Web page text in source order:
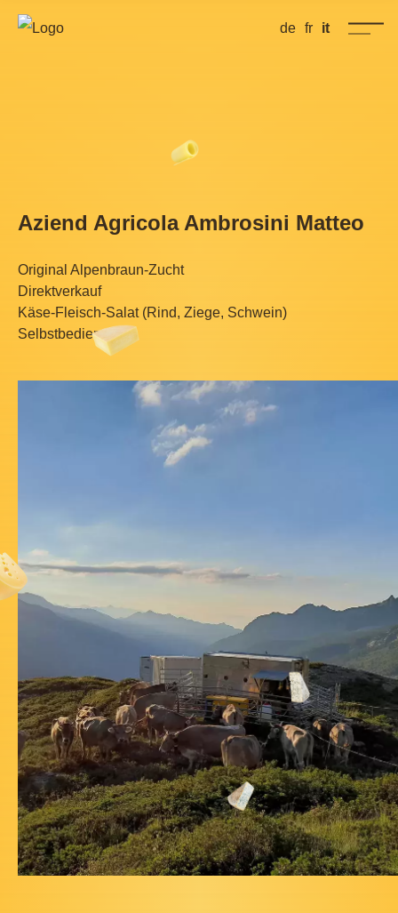
de fr it
Aziend Agricola Ambrosini Matteo
Original Alpenbraun-Zucht
Direktverkauf
Käse-Fleisch-Salat (Rind, Ziege, Schwein)
Selbstbedienung